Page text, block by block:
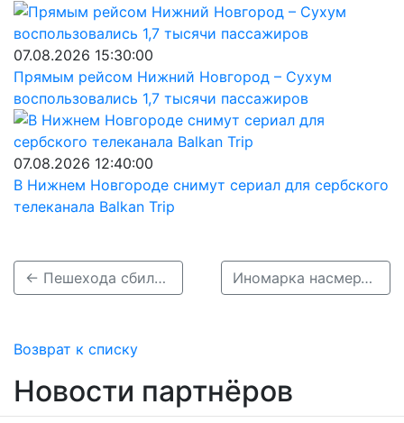
07.08.2026 15:30:00
Прямым рейсом Нижний Новгород – Сухум
воспользовались 1,7 тысячи пассажиров
07.08.2026 12:40:00
В Нижнем Новгороде снимут сериал для сербского
телеканала Balkan Trip
← Пешехода сбили насмерть в Дзержинске 13 ноября Иномарка насмерть сбила ребенка на велосипеде в Вознесенском районе →
Возврат к списку
Новости партнёров